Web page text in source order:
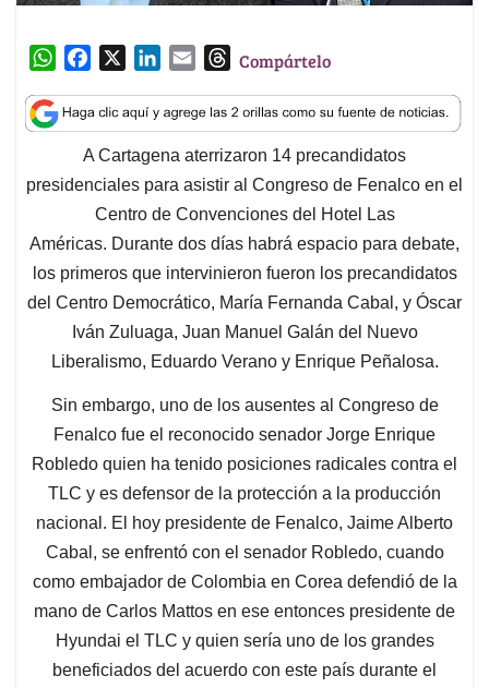
W
a
t
A
p
c
e
b
o
o
k
n
k
e
d
I
n
a
i
l
T
r
e
a
d
s
Compártelo
A Cartagena aterrizaron 14 precandidatos
presidenciales para asistir al Congreso de Fenalco en el
Centro de Convenciones del Hotel Las
Américas. Durante dos días habrá espacio para debate,
los primeros que intervinieron fueron los precandidatos
del Centro Democrático, María Fernanda Cabal, y Óscar
Iván Zuluaga, Juan Manuel Galán del Nuevo
Liberalismo, Eduardo Verano y Enrique Peñalosa.
Sin embargo, uno de los ausentes al Congreso de
Fenalco fue el reconocido senador Jorge Enrique
Robledo quien ha tenido posiciones radicales contra el
TLC y es defensor de la protección a la producción
nacional. El hoy presidente de Fenalco, Jaime Alberto
Cabal, se enfrentó con el senador Robledo, cuando
como embajador de Colombia en Corea defendió de la
mano de Carlos Mattos en ese entonces presidente de
Hyundai el TLC y quien sería uno de los grandes
beneficiados del acuerdo con este país durante el